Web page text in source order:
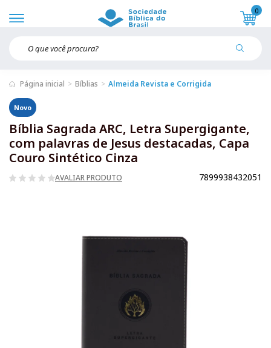
0
Página inicial Bíblias Almeida Revista e Corrigida
Novo
Bíblia Sagrada ARC, Letra Supergigante,
com palavras de Jesus destacadas, Capa
Couro Sintético Cinza
AVALIAR PRODUTO 7899938432051